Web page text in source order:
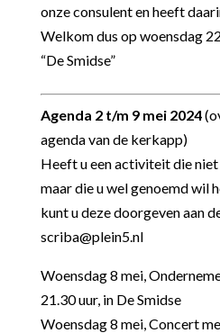
onze consulent en heeft
Welkom dus op woensdag
“De Smidse”
Agenda 2 t/m 9 mei 2024
agenda van de kerkapp)
Heeft u een activiteit die
maar die u wel genoemd wil
kunt u deze doorgeven aan
scriba@plein5.nl
Woensdag 8 mei,
21.30 uur, in De Smidse
Woensdag 8 mei, Concert